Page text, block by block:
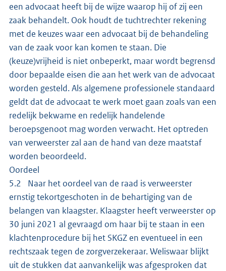
een advocaat heeft bij de wijze waarop hij of zij een
zaak behandelt. Ook houdt de tuchtrechter rekening
met de keuzes waar een advocaat bij de behandeling
van de zaak voor kan komen te staan. Die
(keuze)vrijheid is niet onbeperkt, maar wordt begrensd
door bepaalde eisen die aan het werk van de advocaat
worden gesteld. Als algemene professionele standaard
geldt dat de advocaat te werk moet gaan zoals van een
redelijk bekwame en redelijk handelende
beroepsgenoot mag worden verwacht. Het optreden
van verweerster zal aan de hand van deze maatstaf
worden beoordeeld.
Oordeel
5.2 Naar het oordeel van de raad is verweerster
ernstig tekortgeschoten in de behartiging van de
belangen van klaagster. Klaagster heeft verweerster op
30 juni 2021 al gevraagd om haar bij te staan in een
klachtenprocedure bij het SKGZ en eventueel in een
rechtszaak tegen de zorgverzekeraar. Weliswaar blijkt
uit de stukken dat aanvankelijk was afgesproken dat